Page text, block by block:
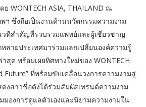
WONTECH ASIA, THAILAND ณ
ฯ ซึ่งถือเป็นงานด้านนวัตกรรมความงาม
วทีสำคัญที่รวบรวมแพทย์และผู้เชี่ยวชาญ
ลายประเทศมาร่วมแลกเปลี่ยนองค์ความรู้
สุด พร้อมเผยทิศทางใหม่ของ WONTECH
Future” ที่พร้อมขับเคลื่อนวงการความงามสู่
งสาวชื่อดังได้ร่วมสัมผัสเทรนด์ความงาม
มองการดูแลตัวเองและนิยามความงามใน